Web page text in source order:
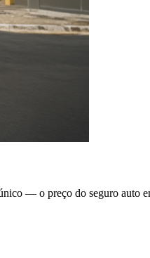
— o preço do seguro auto